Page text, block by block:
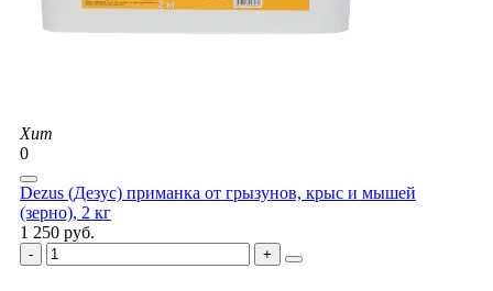
Хит
0
Dezus (Дезус) приманка от грызунов, крыс и мышей
(зерно), 2 кг
1 250 руб.